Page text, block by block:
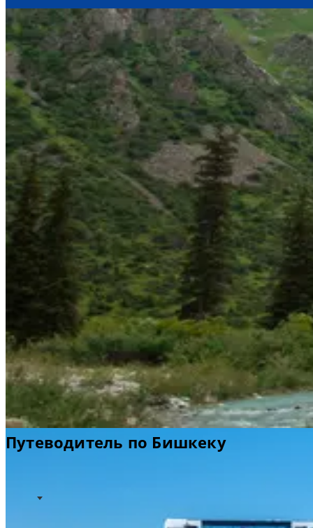
Путеводитель по Бишкеку
Полезная информация
Информация об аэропорте